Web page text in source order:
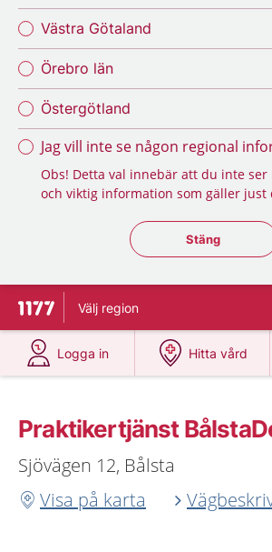
Västra Götaland
Örebro län
Östergötland
Jag vill inte se någon regional
Obs! Detta val innebär att du inte
och viktig information som gäller just
Stäng
Stäng
Till startsidan för 1177
Välj region
Logga in
på 1177.se
Hitta vård
på 1177.se
Praktikertjänst
Sjövägen 12, Bålsta
Visa på karta